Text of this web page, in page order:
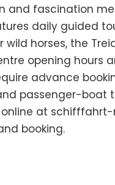
and fascination
daily guided
wild horses, the
opening hours
advance
passenger-boat
at
booking.